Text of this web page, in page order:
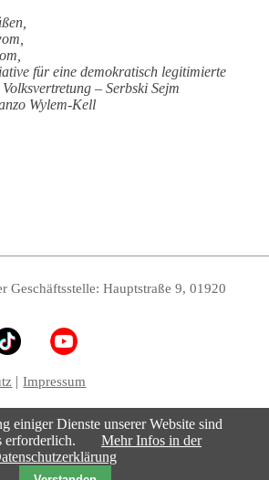
für einedemokratisch legitimierte
– Serbski Sejm
Wylem-Kell
Geschäftsstelle: Hauptstraße 9, 01920
Impressum
einiger Dienste unserer Website sind
erforderlich.
Mehr Infos in der